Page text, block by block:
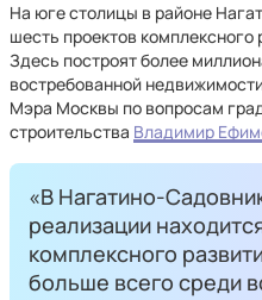
На юге столицы в районе
шесть проектов
Здесь построят более
востребованной
Мэра Москвы по вопросам
строительства Владимир
«В Нагатино-
реализации
комплексного
больше всего среди